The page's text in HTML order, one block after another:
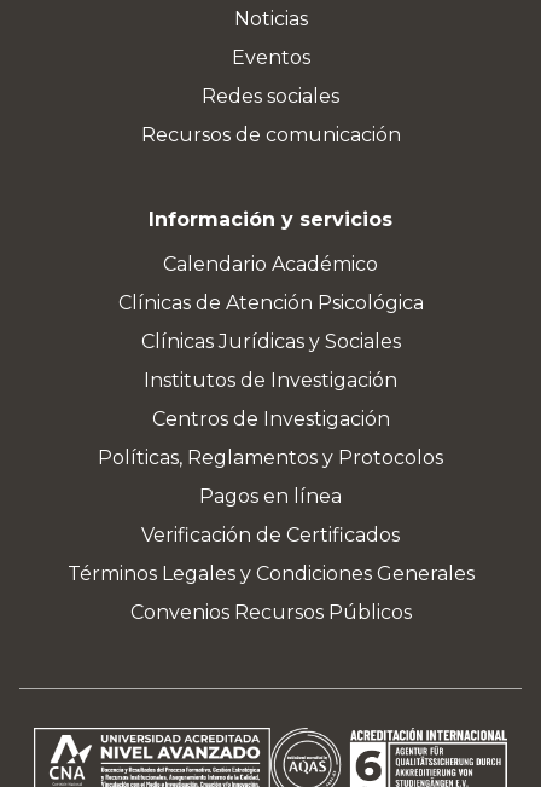
Noticias
Eventos
Redes sociales
Recursos de comunicación
Información y servicios
Calendario Académico
Clínicas de Atención Psicológica
Clínicas Jurídicas y Sociales
Institutos de Investigación
Centros de Investigación
Políticas, Reglamentos y Protocolos
Pagos en línea
Verificación de Certificados
Términos Legales y Condiciones Generales
Convenios Recursos Públicos